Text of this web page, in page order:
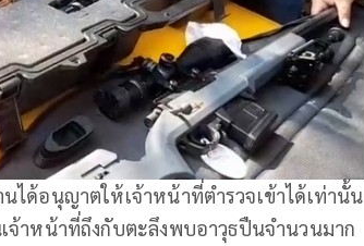
ได้อนุญาตให้เจ้าหน้าที่ตำรวจเข้าได้เท่านั้น
จ้าหน้าที่ถึงกับตะลึงพบอาวุธปืนจำนวนมาก